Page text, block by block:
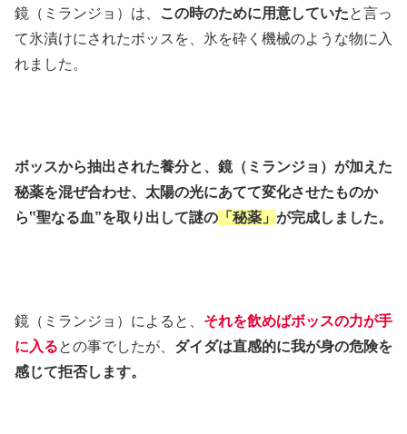
鏡（ミランジョ）は、 この時のために用意していたと言っ
て氷漬けにされたボッスを、氷を砕く機械のような物に入
れました。
ボッスから抽出された養分と、鏡（ミランジョ）が加えた
秘薬を混ぜ合わせ、太陽の光にあてて変化させたものか
ら‟聖なる血”を取り出して謎の 「秘薬」 が完成しました。
鏡（ミランジョ）によると、 それを飲めばボッスの力が手
に入るとの事でしたが、 ダイダは直感的に我が身の危険を
感じて拒否します。